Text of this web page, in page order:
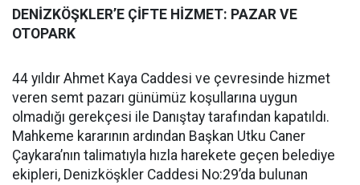
DENİZKÖŞKLER’E ÇİFTE HİZMET: PAZAR VE
OTOPARK
44 yıldır Ahmet Kaya Caddesi ve çevresinde hizmet
veren semt pazarı günümüz koşullarına uygun
olmadığı gerekçesi ile Danıştay tarafından kapatıldı.
Mahkeme kararının ardından Başkan Utku Caner
Çaykara’nın talimatıyla hızla harekete geçen belediye
ekipleri, Denizköşkler Caddesi No:29’da bulunan